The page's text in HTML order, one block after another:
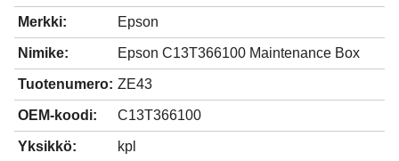
Merkki: Epson
Nimike: Epson C13T366100 Maintenance Box
Tuotenumero: ZE43
OEM-koodi: C13T366100
Yksikkö: kpl